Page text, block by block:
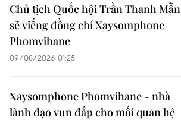
Chủ tịch Quốc hội Trần Thanh Mẫn
sẽ viếng đồng chí Xaysomphone
Phomvihane
09/08/2026 01:25
Xaysomphone Phomvihane - nhà
lãnh đạo vun đắp cho mối quan hệ